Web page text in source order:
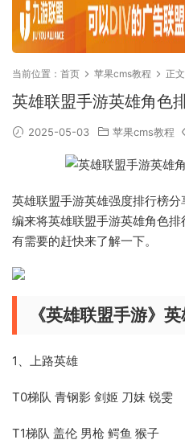
当前位置： 首页 苹果cms教程 正文
英雄联盟手游英雄角色
2025-05-03 苹果cms教程
英雄联盟手游英雄强度排行榜
编来将英雄联盟手游英雄角色排
有需要的赶快来了解一下。
《英雄联盟手游》
1、上路英雄
T0梯队 青钢影 剑姬 刀妹 锐雯
T1梯队 盖伦 男枪 鳄鱼 猴子